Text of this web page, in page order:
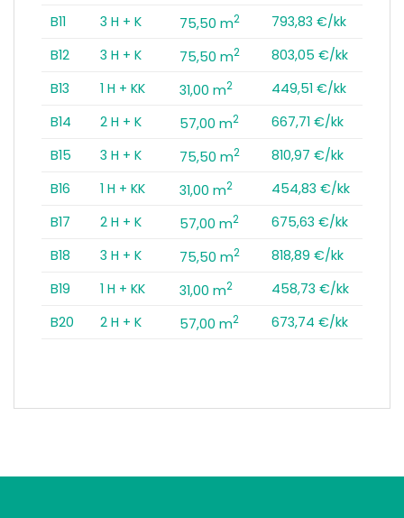
B11
3 H + K 75,50 m2
793,83 €/kk
B12
3 H + K 75,50 m2
803,05 €/kk
B13
1 H + KK 31,00 m2
449,51 €/kk
B14
2 H + K 57,00 m2
667,71 €/kk
B15
3 H + K 75,50 m2
810,97 €/kk
B16
1 H + KK 31,00 m2
454,83 €/kk
B17
2 H + K 57,00 m2
675,63 €/kk
B18
3 H + K 75,50 m2
818,89 €/kk
B19
1 H + KK 31,00 m2
458,73 €/kk
B20
2 H + K 57,00 m2 673,74 €/kk